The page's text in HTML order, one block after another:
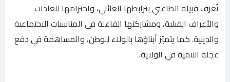
تُعرف قبيلة الظاعني بترابطها العائلي، واحترامها للعادات
والأعراف القبلية، ومشاركتها الفاعلة في المناسبات الاجتماعية
والدينية. كما يتميّز أبناؤها بالولاء للوطن، والمساهمة في دفع
عجلة التنمية في الولاية.